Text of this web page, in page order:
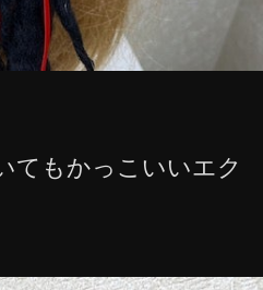
てもかっこいいエク